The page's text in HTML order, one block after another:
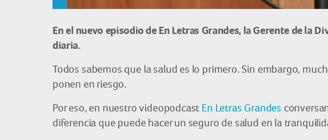
En el nuevo episodio de En Letras Grandes, la Gerente de la
diaria.
Todos sabemos que la salud es lo primero. Sin embargo,
ponen en riesgo.
Por eso, en nuestro videopodcast En Letras Grandes
diferencia que puede hacer un seguro de salud en la